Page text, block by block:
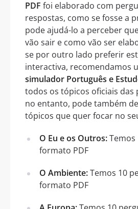
PDF foi elaborado com
respostas, como se fosse a
pode ajudá-lo a perceber
vão sair e como vão ser
se por outro lado preferir
interactiva, recomendamos
simulador Português e
todos os tópicos oficiais das
no entanto, pode também
tópicos que quer focar no
O Eu e os Outros:
formato PDF
O Ambiente:Temos 10
formato PDF